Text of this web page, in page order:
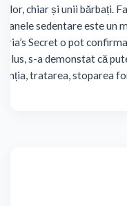
chiar și unii bărbați.
sedentare este un
Secret o pot
plus, s-a demonstat că
tratarea, stoparea